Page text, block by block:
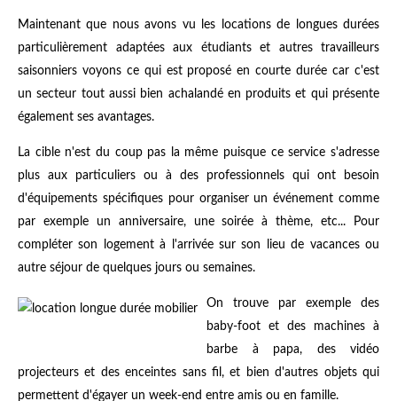
Maintenant que nous avons vu les locations de longues durées
particulièrement adaptées aux étudiants et autres travailleurs
saisonniers voyons ce qui est proposé en courte durée car c'est
un secteur tout aussi bien achalandé en produits et qui présente
également ses avantages.
La cible n'est du coup pas la même puisque ce service s'adresse
plus aux particuliers ou à des professionnels qui ont besoin
d'équipements spécifiques pour organiser un événement comme
par exemple un anniversaire, une soirée à thème, etc... Pour
compléter son logement à l'arrivée sur son lieu de vacances ou
autre séjour de quelques jours ou semaines.
On trouve par exemple des
baby-foot et des machines à
barbe à papa, des vidéo
projecteurs et des enceintes sans fil, et bien d'autres objets qui
permettent d'égayer un week-end entre amis ou en famille.